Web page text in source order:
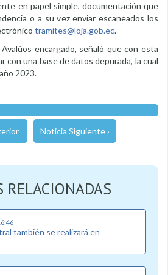
en papel simple, documentación que
o a su vez enviar escaneados los
tramites@loja.gob.ec.
encargado, señaló que con esta
con una base de datos depurada, la cual
2023.
Noticia Siguiente ›
RELACIONADAS
también se realizará en